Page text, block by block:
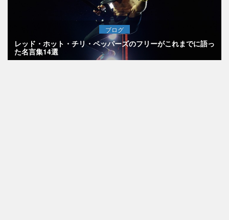
ブログ
レッド・ホット・チリ・ペッパーズのフリーがこれまでに語っ
た名言集14選